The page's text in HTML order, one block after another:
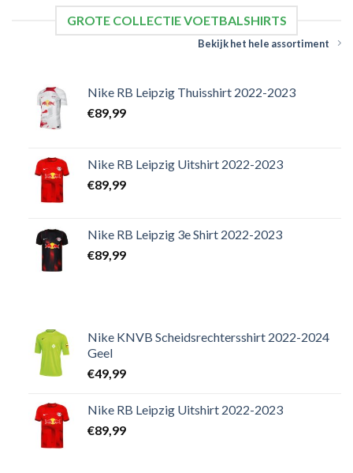
GROTE COLLECTIE VOETBALSHIRTS
Bekijk het hele assortiment
Nike RB Leipzig Thuisshirt 2022-2023
€89,99
Nike RB Leipzig Uitshirt 2022-2023
€89,99
Nike RB Leipzig 3e Shirt 2022-2023
€89,99
Nike KNVB Scheidsrechtersshirt 2022-2024
Geel
€49,99
Nike RB Leipzig Uitshirt 2022-2023
€89,99